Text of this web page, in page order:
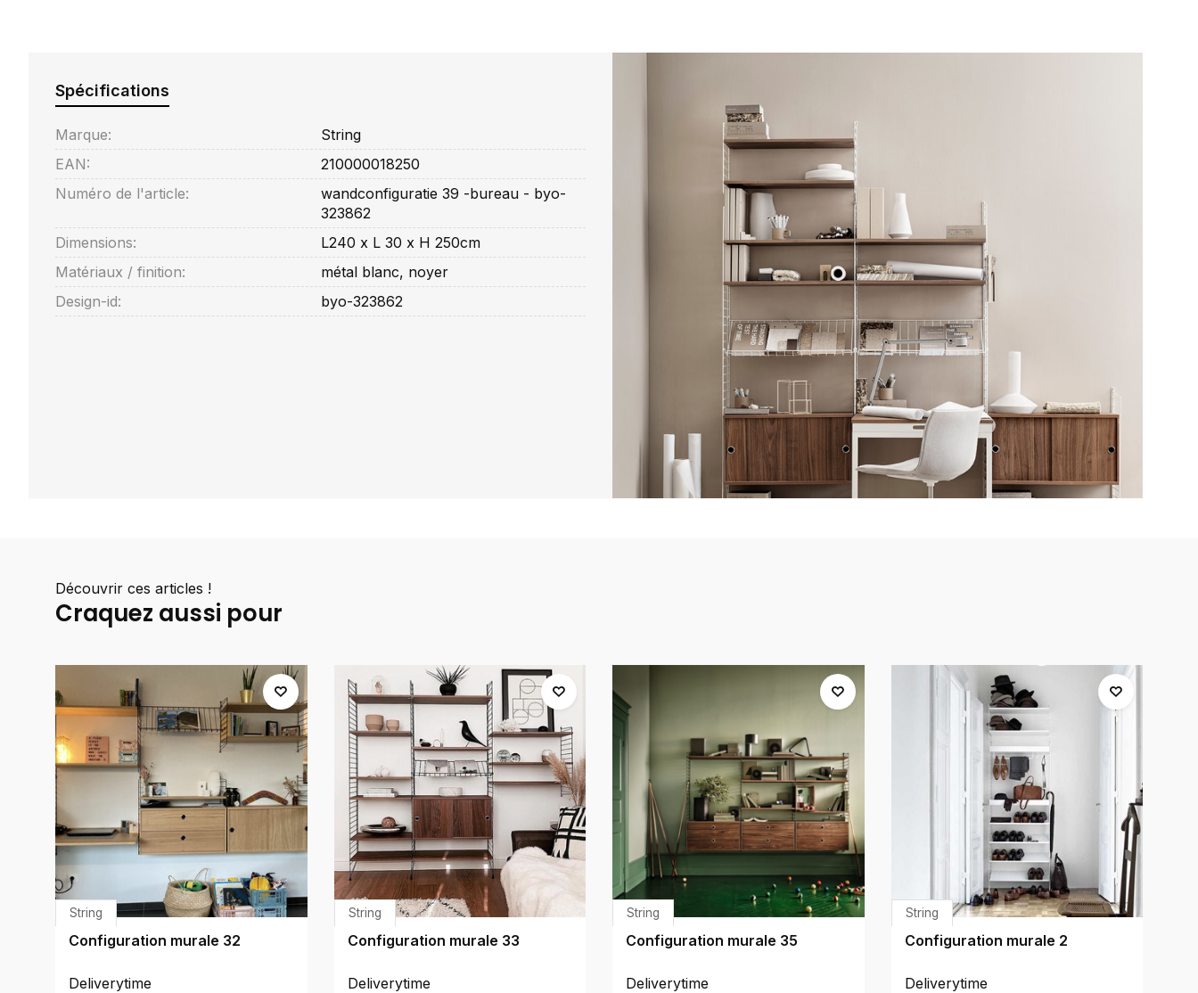
Spécifications
Marque:
String
EAN:
210000018250
Numéro de l'article:
wandconfiguratie 39 -bureau - byo-
323862
Dimensions:
L240 x L 30 x H 250cm
Matériaux / finition:
métal blanc, noyer
Design-id:
byo-323862
Découvrir ces articles !
Craquez aussi pour
String
Configuration murale 32
Deliverytime
String
Configuration murale 33
Deliverytime
String
Configuration murale 35
Deliverytime
String
Configuration murale 2
Deliverytime